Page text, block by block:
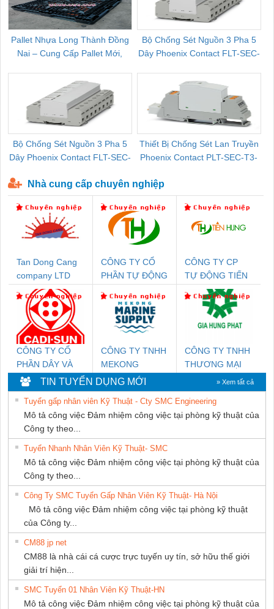
Pallet Nhựa Long Thành Đồng
Nai – Cung Cấp Pallet Mới,
Bộ Chống Sét Nguồn 3 Pha 5
Dây Phoenix Contact FLT-SEC-
Bộ Chống Sét Nguồn 3 Pha 5
Dây Phoenix Contact FLT-SEC-
Thiết Bị Chống Sét Lan Truyền
Phoenix Contact PLT-SEC-T3-
Nhà cung cấp chuyên nghiệp
Tan Dong Cang
company LTD
CÔNG TY CỔ
PHẦN TỰ ĐỘNG
CÔNG TY CP
TỰ ĐỘNG TIẾN
HƯNG
CÔNG TY CỔ
PHẦN DÂY VÀ
CÁP ĐIỆN
THƯỢNG ĐÌNH
CÔNG TY TNHH
MEKONG
MARINE
SUPPLY
CÔNG TY TNHH
THƯƠNG MẠI
DỊCH VỤ KỸ
THUẬT ĐIỆN CƠ
GIA HƯNG
PHÁT
TIN TUYỂN DỤNG MỚI » Xem tất cả
Tuyển gấp nhân viên Kỹ Thuật - Cty SMC Engineering
Mô tả công việc Đảm nhiệm công việc tại phòng kỹ thuật của
Công ty theo...
Tuyển Nhanh Nhân Viên Kỹ Thuật- SMC
Mô tả công việc Đảm nhiệm công việc tại phòng kỹ thuật của
Công ty theo...
Công Ty SMC Tuyển Gấp Nhân Viên Kỹ Thuật- Hà Nội
Mô tả công việc Đảm nhiệm công việc tại phòng kỹ thuật
của Công ty...
CM88 jp net
CM88 là nhà cái cá cược trực tuyến uy tín, sở hữu thế giới
giải trí hiện...
SMC Tuyển 01 Nhân Viên Kỹ Thuật-HN
Mô tả công việc Đảm nhiệm công việc tại phòng kỹ thuật của